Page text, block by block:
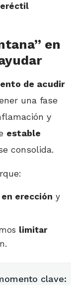
en
de acudir
una fase
y
estable
consolida.
erección y
limitar
clave: